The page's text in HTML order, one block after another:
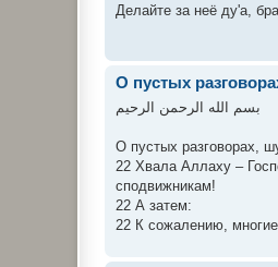
Делайте за неё ду'а,
О пустых
بسم الله الرحمن الرحيم
О пустых разговорах,
22 Хвала Аллаху –
сподвижникам!
22 А затем:
22 К сожалению,